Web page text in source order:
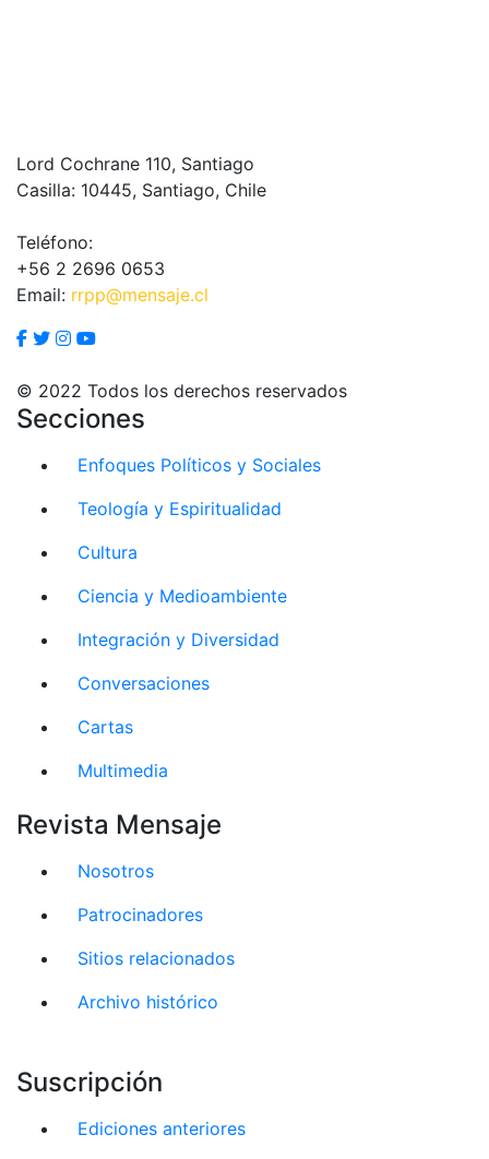
Lord Cochrane 110, Santiago
Casilla: 10445, Santiago, Chile
Teléfono:
+56 2 2696 0653
Email: rrpp@mensaje.cl
© 2022 Todos los derechos reservados
Secciones
Enfoques Políticos y Sociales
Teología y Espiritualidad
Cultura
Ciencia y Medioambiente
Integración y Diversidad
Conversaciones
Cartas
Multimedia
Revista Mensaje
Nosotros
Patrocinadores
Sitios relacionados
Archivo histórico
Suscripción
Ediciones anteriores